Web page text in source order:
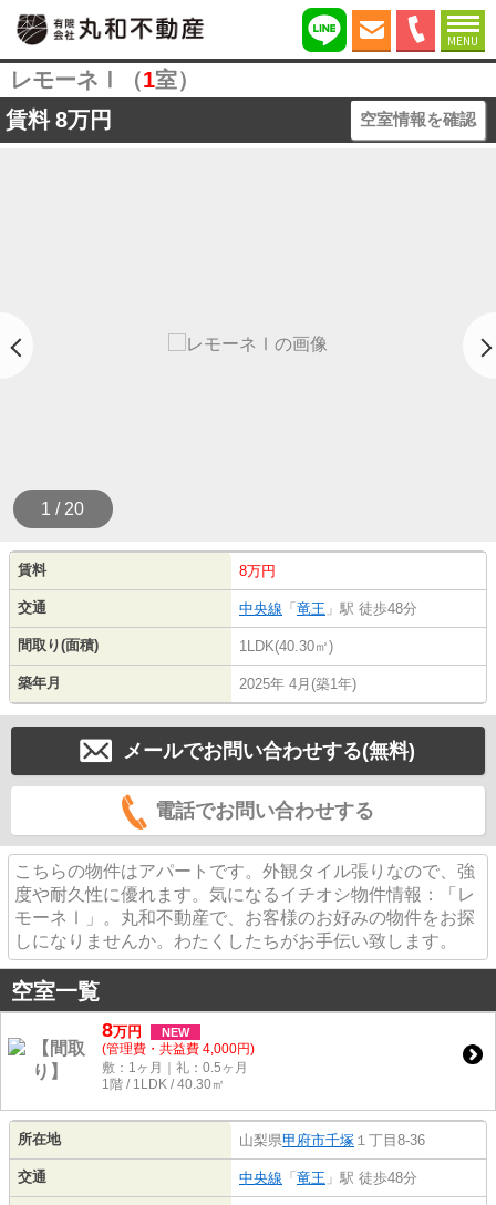
MENU
レモーネⅠ（1室）
賃料 8万円 空室情報を確認
1 / 20
賃料 8万円
交通 中央線 「 竜王 」駅 徒歩48分
間取り(面積) 1LDK(40.30㎡)
築年月 2025年 4月(築1年)
メールでお問い合わせする(無料)
電話でお問い合わせする
こちらの物件はアパートです。外観タイル張りなので、強
度や耐久性に優れます。気になるイチオシ物件情報：「レ
モーネⅠ」。丸和不動産で、お客様のお好みの物件をお探
しになりませんか。わたくしたちがお手伝い致します。
空室一覧
8万円 NEW
(管理費・共益費 4,000円)
敷：1ヶ月｜礼：0.5ヶ月
1階 / 1LDK / 40.30㎡
所在地 山梨県甲府市千塚 １丁目8-36
交通 中央線 「 竜王 」駅 徒歩48分